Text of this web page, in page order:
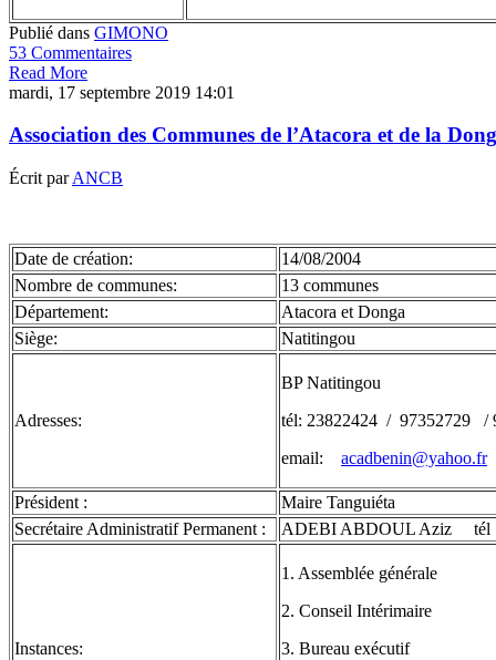
Publié dans GIMONO
53 Commentaires
Read More
mardi, 17 septembre 2019 14:01
Association des Communes de l’Atacora et de la
Écrit parANCB
Date de création:
14/08/2004
Nombre de communes:
13 communes
Département:
Atacora et Donga
Siège:
Natitingou
Adresses:
BP Natitingou
tél: 23822424 / 97352729 /
email: acadbenin@yahoo.fr
Président :
Maire Tanguiéta
Secrétaire Administratif Permanent :
ADEBI ABDOUL Aziz tél
Instances:
1. Assemblée générale
2. Conseil Intérimaire
3. Bureau exécutif